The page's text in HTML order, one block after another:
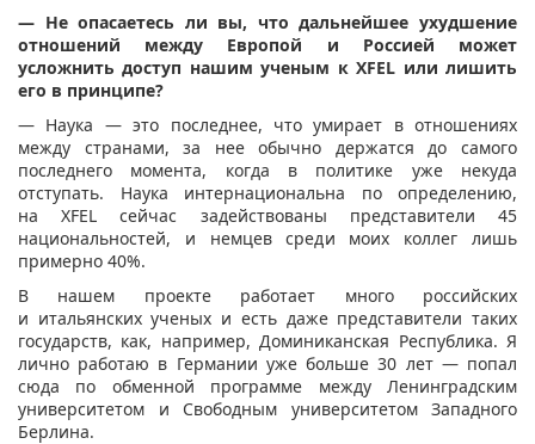
— Не опасаетесь ли вы, что дальнейшее ухудшение
отношений между Европой и Россией может
усложнить доступ нашим ученым к XFEL или лишить
его в принципе?
— Наука — это последнее, что умирает в отношениях
между странами, за нее обычно держатся до самого
последнего момента, когда в политике уже некуда
отступать. Наука интернациональна по определению,
на XFEL сейчас задействованы представители 45
национальностей, и немцев среди моих коллег лишь
примерно 40%.
В нашем проекте работает много российских
и итальянских ученых и есть даже представители таких
государств, как, например, Доминиканская Республика. Я
лично работаю в Германии уже больше 30 лет — попал
сюда по обменной программе между Ленинградским
университетом и Свободным университетом Западного
Берлина.